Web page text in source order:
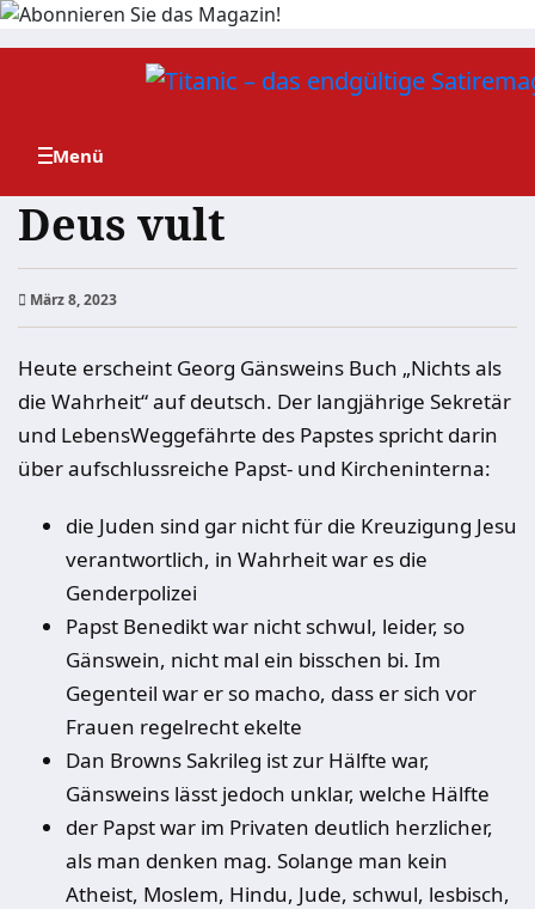
Zum
Deus vult
März 8, 2023
Heute erscheint Georg Gänsweins Buch „Nichts als
die Wahrheit“ auf deutsch. Der langjährige Sekretär
und LebensWeggefährte des Papstes spricht darin
über aufschlussreiche Papst- und Kircheninterna:
die Juden sind gar nicht für die Kreuzigung Jesu
verantwortlich, in Wahrheit war es die
Genderpolizei
Papst Benedikt war nicht schwul, leider, so
Gänswein, nicht mal ein bisschen bi. Im
Gegenteil war er so macho, dass er sich vor
Frauen regelrecht ekelte
Dan Browns Sakrileg ist zur Hälfte war,
Gänsweins lässt jedoch unklar, welche Hälfte
der Papst war im Privaten deutlich herzlicher,
als man denken mag. Solange man kein
Atheist, Moslem, Hindu, Jude, schwul, lesbisch,